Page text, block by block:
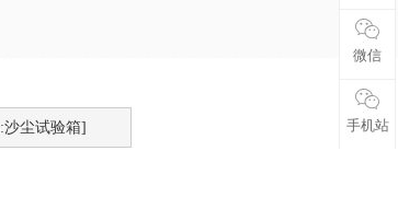
沙尘试验箱]
微信
手机站